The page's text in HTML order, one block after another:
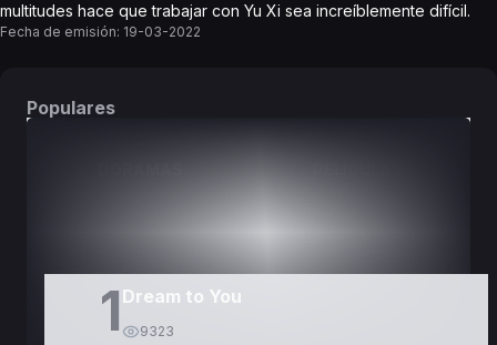
multitudes hace que trabajar con Yu Xi sea increíblemente difícil.
Fecha de emisión: 19-03-2022
Populares
1 Dream to You
9323